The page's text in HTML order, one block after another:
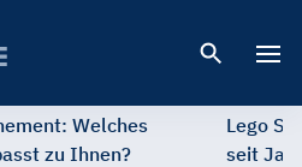
Welches
zu Ihnen?
Lego
seit